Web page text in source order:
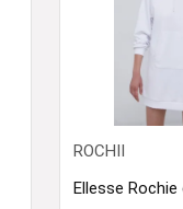
ROCHII
Ellesse Rochie